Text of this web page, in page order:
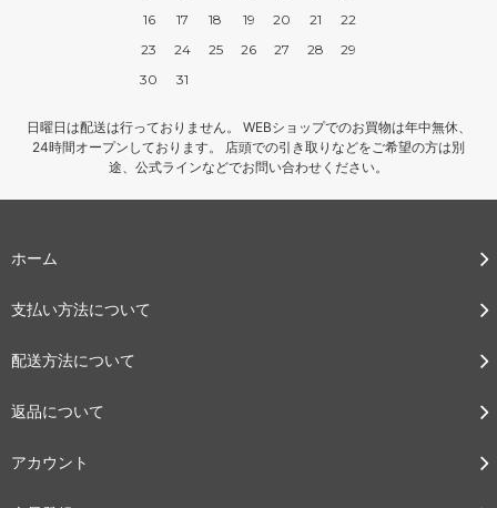
16
17 18 19 20 21
22
23
24 25 26 27 28
29
30
31
日曜日は配送は行っておりません。 WEBショップでのお買物は年中無休、
24時間オープンしております。 店頭での引き取りなどをご希望の方は別
途、公式ラインなどでお問い合わせください。
ホーム
支払い方法について
配送方法について
返品について
アカウント